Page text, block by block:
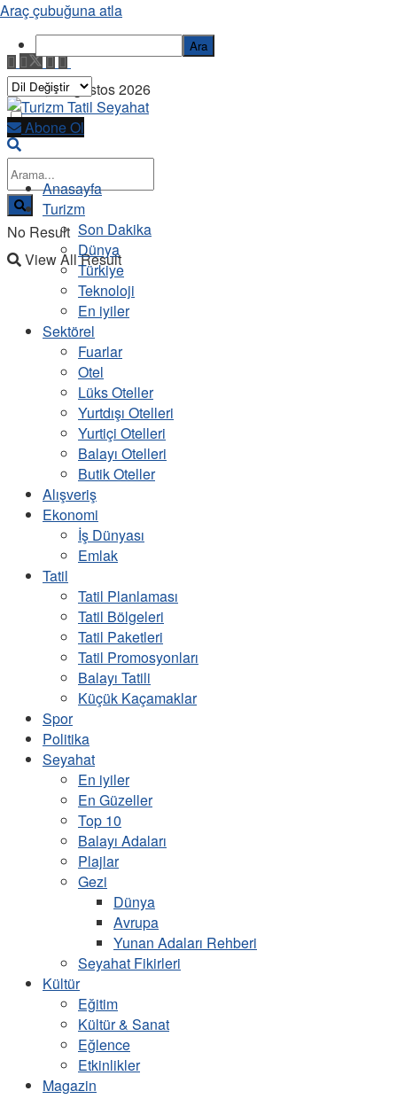
Cuma, 7 Ağustos 2026
No Result
View All Result
Abone Ol
Anasayfa
Turizm
Son Dakika
Dünya
Türkiye
Teknoloji
En iyiler
Sektörel
Fuarlar
Otel
Lüks Oteller
Yurtdışı Otelleri
Yurtiçi Otelleri
Balayı Otelleri
Butik Oteller
Alışveriş
Ekonomi
İş Dünyası
Emlak
Tatil
Tatil Planlaması
Tatil Bölgeleri
Tatil Paketleri
Tatil Promosyonları
Balayı Tatili
Küçük Kaçamaklar
Spor
Politika
Seyahat
En iyiler
En Güzeller
Top 10
Balayı Adaları
Plajlar
Gezi
Dünya
Avrupa
Yunan Adaları Rehberi
Seyahat Fikirleri
Kültür
Eğitim
Kültür & Sanat
Eğlence
Etkinlikler
Magazin
Araç çubuğuna atla
Ara